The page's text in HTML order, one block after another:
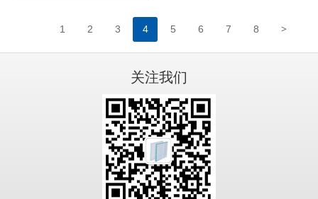
1 2 3 4 5 6 7 8 >
关注我们